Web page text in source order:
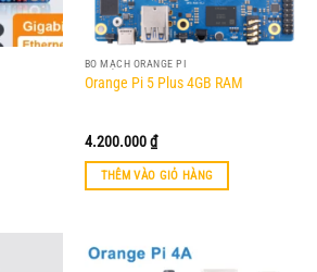
BO MẠCH ORANGE PI
Orange Pi 5 Plus 4GB RAM
4.200.000₫
THÊM VÀO GIỎ HÀNG